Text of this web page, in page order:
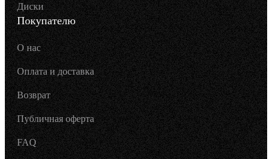
Диски
Покупателю
О нас
Оплата и доставка
Возврат
Публичная оферта
FAQ